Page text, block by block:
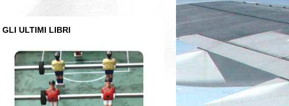
GLI ULTIMI LIBRI